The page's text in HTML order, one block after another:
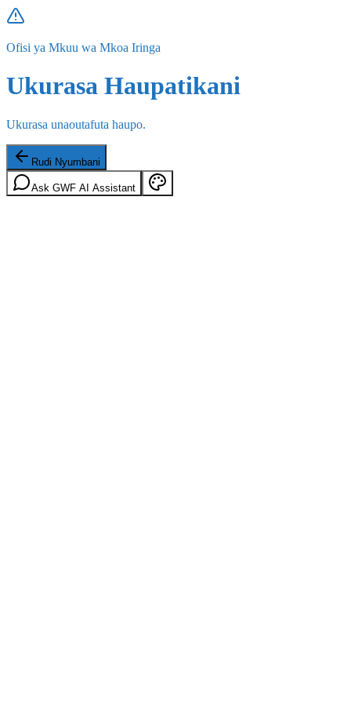
Ofisi ya Mkuu wa Mkoa Iringa
Ukurasa Haupatikani
Ukurasa unaoutafuta haupo.
Rudi Nyumbani
Ask GWF AI Assistant